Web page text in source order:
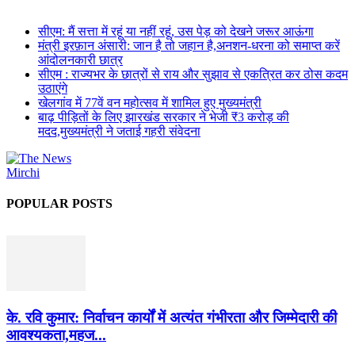
सीएम: मैं सत्ता में रहूं या नहीं रहूं, उस पेड़ को देखने जरूर आऊंगा
मंत्री इरफ़ान अंसारी: जान है तो जहान है,अनशन-धरना को समाप्त करें
आंदोलनकारी छात्र
सीएम : राज्यभर के छात्रों से राय और सुझाव से एकत्रित कर ठोस कदम
उठाएंगे
खेलगांव में 77वें वन महोत्सव में शामिल हुए मुख्यमंत्री
बाढ़ पीड़ितों के लिए झारखंड सरकार ने भेजी ₹3 करोड़ की
मदद,मुख्यमंत्री ने जताई गहरी संवेदना
POPULAR POSTS
के. रवि कुमार: निर्वाचन कार्यों में अत्यंत गंभीरता और जिम्मेदारी की
आवश्यकता,महज...